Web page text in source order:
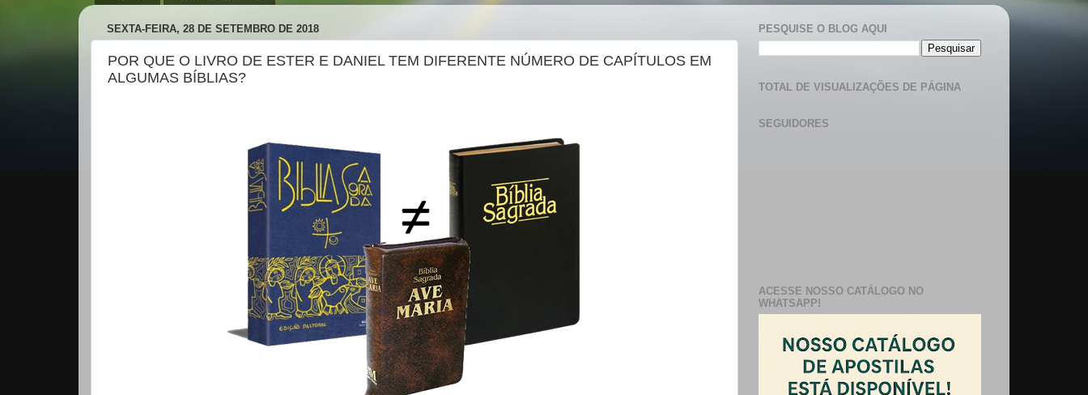
SEXTA-FEIRA, 28 DE SETEMBRO DE 2018
POR QUE O LIVRO DE ESTER E DANIEL TEM DIFERENTE NÚMERO DE CAPÍTULOS EM
ALGUMAS BÍBLIAS?
PESQUISE O BLOG AQUI
TOTAL DE VISUALIZAÇÕES DE PÁGINA
SEGUIDORES
ACESSE NOSSO CATÁLOGO NO
WHATSAPP!